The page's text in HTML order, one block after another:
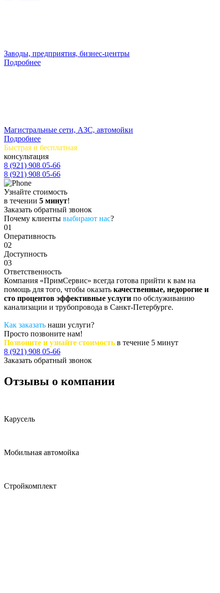
Заводы, предприятия, бизнес-центры
Подробнее
Магистральные сети, АЗС, автомойки
Подробнее
Быстрая и бесплатная
консультация
8 (921) 908 05-66
8 (921) 908 05-66
Узнайте стоимость
в течении 5 минут!
Заказать обратный звонок
Почему клиенты выбирают нас?
01
Оперативность
02
Доступность
03
Ответственность
Компания «ПримСервис» всегда готова прийти к вам на
помощь для того, чтобы оказать качественные, недорогие и
сто процентов эффективные услуги по обслуживанию
канализации и трубопровода в Санкт-Петербурге.
Как заказать наши услуги?
Просто позвоните нам!
Позвоните и узнайте стоимость в течение 5 минут
8 (921) 908 05-66
Заказать обратный звонок
Отзывы о компании
Карусель
Мобильная автомойка
Стройкомплект